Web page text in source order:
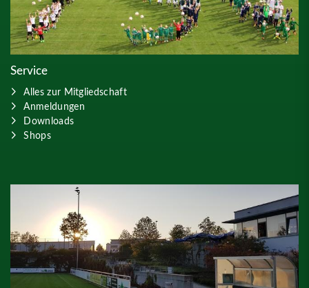
Service
Alles zur Mitgliedschaft
Anmeldungen
Downloads
Shops